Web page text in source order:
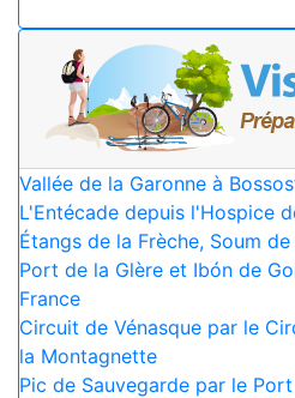
Vallée de la Garonne à
L'Entécade depuis l'Hospice
Étangs de la Frèche, Soum
Port de la Glère et Ibón de
France
Circuit de Vénasque par le
la Montagnette
Pic de Sauvegarde par le